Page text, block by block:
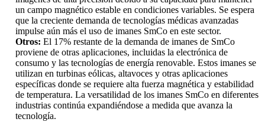
un campo magnético estable en condiciones variables. Se espera
que la creciente demanda de tecnologías médicas avanzadas
impulse aún más el uso de imanes SmCo en este sector.
Otros: El 17% restante de la demanda de imanes de SmCo
proviene de otras aplicaciones, incluidas la electrónica de
consumo y las tecnologías de energía renovable. Estos imanes se
utilizan en turbinas eólicas, altavoces y otras aplicaciones
específicas donde se requiere alta fuerza magnética y estabilidad
de temperatura. La versatilidad de los imanes SmCo en diferentes
industrias continúa expandiéndose a medida que avanza la
tecnología.